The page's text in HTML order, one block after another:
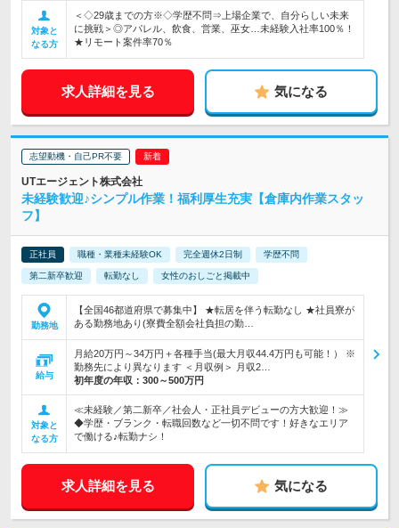
対象と
なる方
＜◇29歳までの方※◇学歴不問⇒上場企業で、自分らしい未来
に挑戦＞◎アパレル、飲食、営業、巫女…未経験入社率100％！
★リモート案件率70％
求人詳細を見る 気になる
志望動機・自己PR不要
UTエージェント株式会社
未経験歓迎♪シンプル作業！福利厚生充実【倉庫内作業スタッ
フ】
正社員 職種・業種未経験OK 完全週休2日制 学歴不問
第二新卒歓迎 転勤なし 女性のおしごと掲載中
勤務地
【全国46都道府県で募集中】 ★転居を伴う転勤なし ★社員寮が
ある勤務地あり(寮費全額会社負担の勤…
給与
月給20万円～34万円＋各種手当(最大月収44.4万円も可能！） ※
勤務先により異なります ＜月収例＞ 月収2…
初年度の年収： 300～500万円
対象と
なる方
≪未経験／第二新卒／社会人・正社員デビューの方大歓迎！≫
◆学歴・ブランク・転職回数など一切不問です！好きなエリア
で働ける♪転勤ナシ！
求人詳細を見る 気になる